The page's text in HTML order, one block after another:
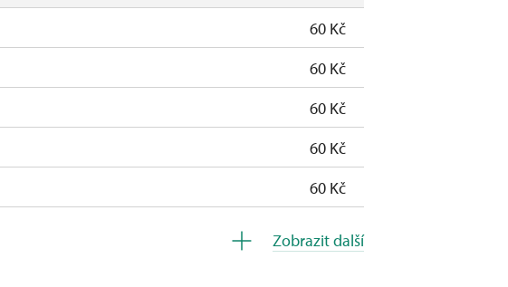
60 Kč
60 Kč
60 Kč
60 Kč
60 Kč
Zobrazit další